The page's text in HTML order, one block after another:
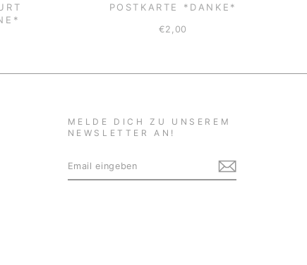
POSTKARTE *DANKE*
€2,00
MELDE DICH ZU UNSEREM
NEWSLETTER AN!
EINGEBEN